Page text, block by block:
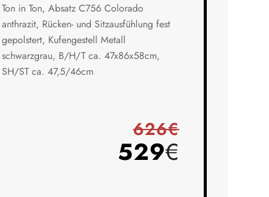
Ton in Ton, Absatz C756 Colorado
anthrazit, Rücken- und Sitzausfühlung fest
gepolstert, Kufengestell Metall
schwarzgrau, B/H/T ca. 47x86x58cm,
SH/ST ca. 47,5/46cm
626€
529€